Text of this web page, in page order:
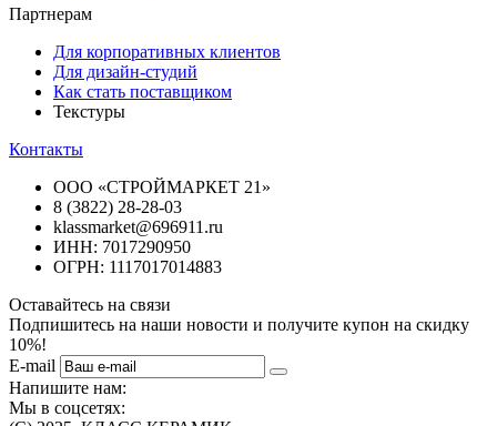
Партнерам
Для корпоративных клиентов
Для дизайн-студий
Как стать поставщиком
Текстуры
Контакты
ООО «СТРОЙМАРКЕТ 21»
8 (3822) 28-28-03
klassmarket@696911.ru
ИНН: 7017290950
ОГРН: 1117017014883
Оставайтесь на связи
Подпишитесь на наши новости и получите купон на скидку
10%!
E-mail
Напишите нам:
Мы в соцсетях: